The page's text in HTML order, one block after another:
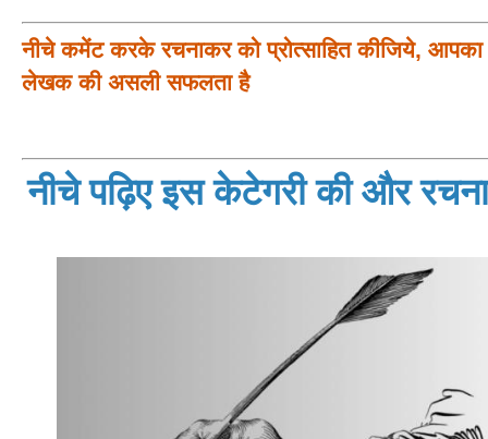
नीचे कमेंट करके रचनाकर को प्रोत्साहित कीजिये, आपका
लेखक की असली सफलता है
नीचे पढ़िए इस केटेगरी की और